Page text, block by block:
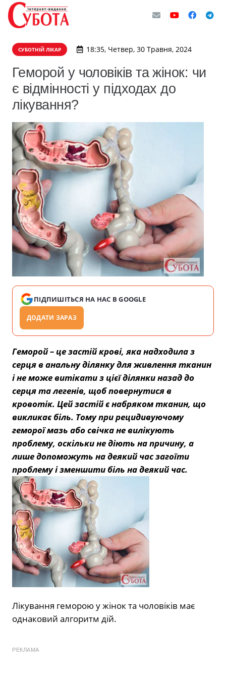
СУБОТНІЙ ЛІКАР 18:35, Четвер, 30 Травня, 2024
Геморой у чоловіків та жінок: чи
є відмінності у підходах до
лікування?
ПІДПИШІТЬСЯ НА НАС В GOOGLE
ДОДАТИ ЗАРАЗ
Геморой – це застій крові, яка надходила з
серця в анальну ділянку для живлення тканин
і не може витікати з цієї ділянки назад до
серця та легенів, щоб повернутися в
кровотік. Цей застій є набряком тканин, що
викликає біль. Тому при рецидивуючому
геморої мазь або свічка не вилікують
проблему, оскільки не діють на причину, а
лише допоможуть на деякий час загоїти
проблему і зменшити біль на деякий час.
Лікування геморою у жінок та чоловіків має
однаковий алгоритм дій.
РЕКЛАМА